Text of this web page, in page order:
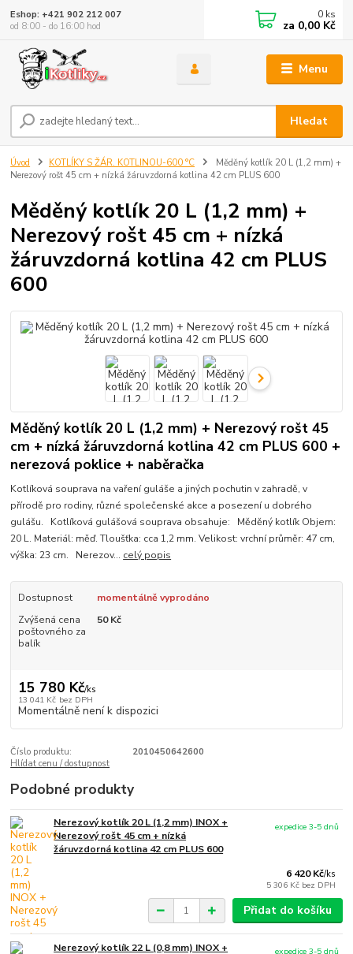
Menu
Hledat
Eshop: +421 902 212 007
od 8:00 - do 16:00 hod
0 ks
za 0,00 Kč
Úvod KOTLÍKY S ŽÁR. KOTLINOU-600 °C
Měděný kotlík 20 L (1,2 mm) +
Nerezový rošt 45 cm + nízká žáruvzdorná kotlina 42 cm PLUS 600
Měděný kotlík 20 L (1,2 mm) +
Nerezový rošt 45 cm + nízká
žáruvzdorná kotlina 42 cm PLUS
600
Měděný kotlík 20 L (1,2 mm) + Nerezový rošt 45
cm + nízká žáruvzdorná kotlina 42 cm PLUS 600 +
nerezová poklice + naběračka
Kotlíková souprava na vaření guláše a jiných pochutin v zahradě, v
přírodě pro rodiny, různé společenské akce a posezení u dobrého
gulášu. Kotlíková gulášová souprava obsahuje: Měděný kotlík Objem:
20 L. Materiál: měď. Tloušťka: cca 1,2 mm. Velikost: vrchní průměr: 47 cm,
výška: 23 cm. Nerezov... celý popis
Dostupnost
momentálně vyprodáno
Zvýšená cena
poštovného za
balík
50 Kč
15 780 Kč/ks
13 041 Kč bez DPH
Momentálně není k dispozici
Číslo produktu:
2010450642600
Hlídat cenu / dostupnost
Podobné produkty
Nerezový kotlík 20 L (1,2 mm) INOX +
Nerezový rošt 45 cm + nízká
žáruvzdorná kotlina 42 cm PLUS 600
6 420 Kč/ks
5 306 Kč bez DPH
expedice 3-5 dnů
Přidat do košíku
Nerezový kotlík 22 L (0,8 mm) INOX +
expedice 3-5 dnů